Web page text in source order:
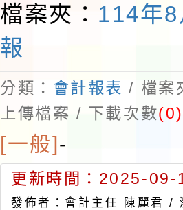
檔案夾： 114年
報
分類： 會計報表 / 檔案
上傳檔案 / 下載次數(0)
[一般]-
更新時間：2025-
發佈者：會計主任 陳麗君 /